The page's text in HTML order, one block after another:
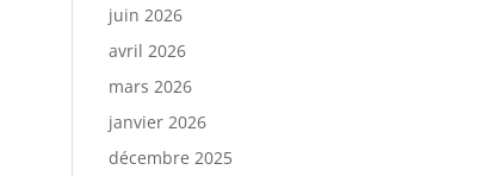
juin 2026
avril 2026
mars 2026
janvier 2026
décembre 2025